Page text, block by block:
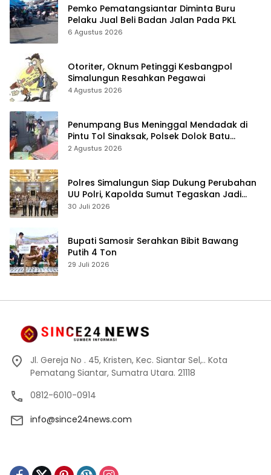
Pemko Pematangsiantar Diminta Buru
Pelaku Jual Beli Badan Jalan Pada PKL
6 Agustus 2026
Otoriter, Oknum Petinggi Kesbangpol
Simalungun Resahkan Pegawai
4 Agustus 2026
Penumpang Bus Meninggal Mendadak di
Pintu Tol Sinaksak, Polsek Dolok Batu
Nanggar Gerak Cepat Olah TKP
2 Agustus 2026
Polres Simalungun Siap Dukung Perubahan
UU Polri, Kapolda Sumut Tegaskan Jadi
Fondasi Penguatan Profesionalisme dan
30 Juli 2026
Bupati Samosir Serahkan Bibit Bawang
Putih 4 Ton
29 Juli 2026
Jl. Gereja No . 45, Kristen, Kec. Siantar Sel,.. Kota
Pematang Siantar, Sumatra Utara. 21118
0812-6010-0914
info@since24news.com